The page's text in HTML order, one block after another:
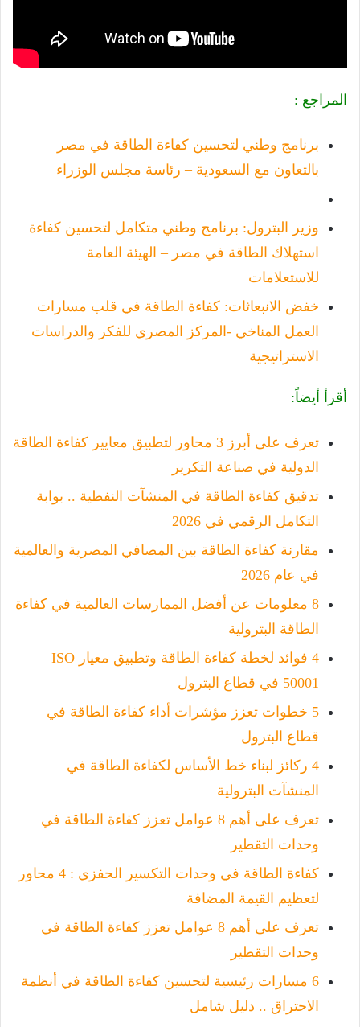
المراجع :
برنامج وطني لتحسين كفاءة الطاقة في مصر
بالتعاون مع السعودية – رئاسة مجلس الوزراء
وزير البترول: برنامج وطني متكامل لتحسين كفاءة
استهلاك الطاقة في مصر – الهيئة العامة
للاستعلامات
خفض الانبعاثات: كفاءة الطاقة في قلب مسارات
العمل المناخي -المركز المصري للفكر والدراسات
الاستراتيجية
أقرأ أيضاً:
تعرف على أبرز 3 محاور لتطبيق معايير كفاءة الطاقة
الدولية في صناعة التكرير
تدقيق كفاءة الطاقة في المنشآت النفطية .. بوابة
التكامل الرقمي في 2026
مقارنة كفاءة الطاقة بين المصافي المصرية والعالمية
في عام 2026
8 معلومات عن أفضل الممارسات العالمية في كفاءة
الطاقة البترولية
4 فوائد لخطة كفاءة الطاقة وتطبيق معيار ISO
50001 في قطاع البترول
5 خطوات تعزز مؤشرات أداء كفاءة الطاقة في
قطاع البترول
4 ركائز لبناء خط الأساس لكفاءة الطاقة في
المنشآت البترولية
تعرف على أهم 8 عوامل تعزز كفاءة الطاقة في
وحدات التقطير
كفاءة الطاقة في وحدات التكسير الحفزي : 4 محاور
لتعظيم القيمة المضافة
تعرف على أهم 8 عوامل تعزز كفاءة الطاقة في
وحدات التقطير
6 مسارات رئيسية لتحسين كفاءة الطاقة في أنظمة
الاحتراق .. دليل شامل